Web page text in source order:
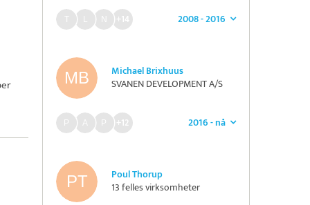
2008 - 2016
+14
Michael Brixhuus
SVANEN DEVELOPMENT A/S
2016 - nå
+12
Poul Thorup
13 felles virksomheter